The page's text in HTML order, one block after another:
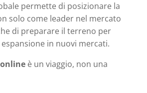
permette di posizionare la
solo come leader nel mercato
di preparare il terreno per
in nuovi mercati.
è un viaggio, non una